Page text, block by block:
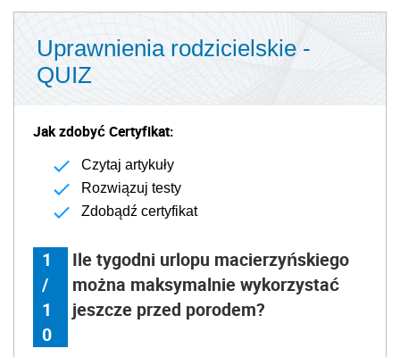
Uprawnienia rodzicielskie -
QUIZ
Jak zdobyć Certyfikat:
Czytaj artykuły
Rozwiązuj testy
Zdobądź certyfikat
1
/
1
0
Ile tygodni urlopu macierzyńskiego
można maksymalnie wykorzystać
jeszcze przed porodem?